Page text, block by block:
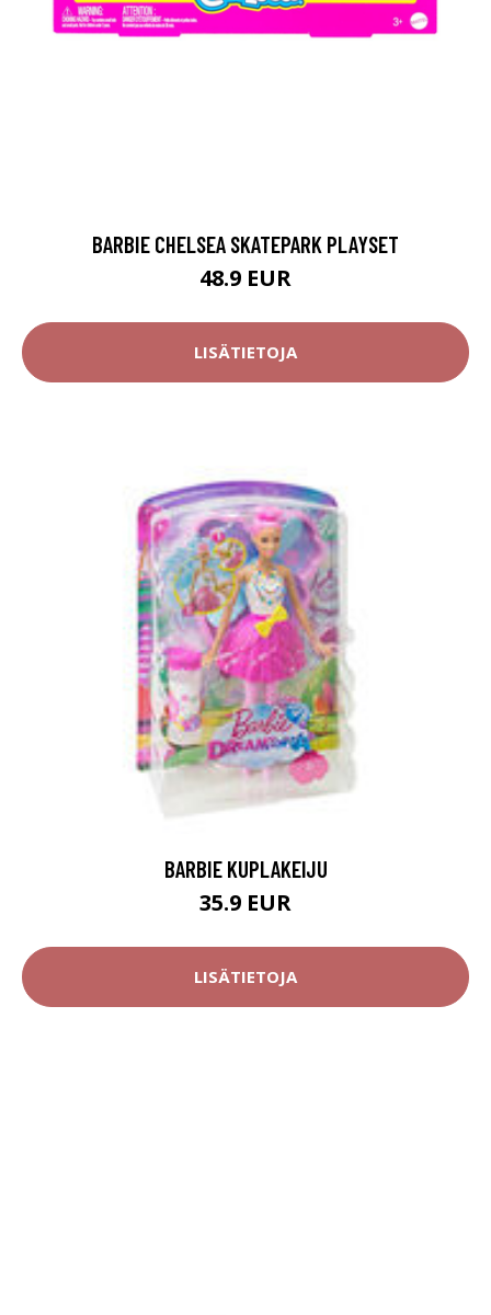
BARBIE CHELSEA SKATEPARK PLAYSET
48.9 EUR
LISÄTIETOJA
BARBIE KUPLAKEIJU
35.9 EUR
LISÄTIETOJA